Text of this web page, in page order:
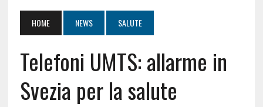
HOME NEWS SALUTE
Telefoni UMTS: allarme in
Svezia per la salute